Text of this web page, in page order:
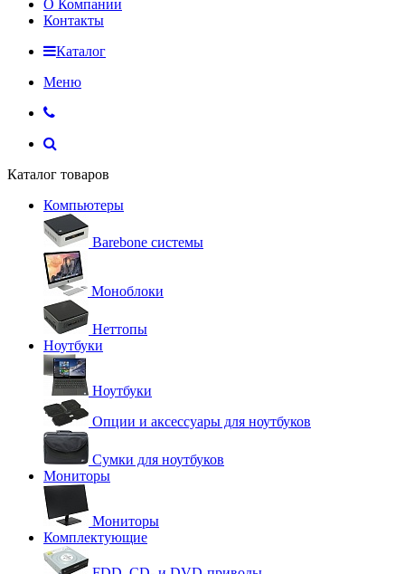
О Компании
Контакты
Каталог
Меню
Каталог товаров
Компьютеры
Barebone системы
Моноблоки
Неттопы
Ноутбуки
Ноутбуки
Опции и аксессуары для ноутбуков
Сумки для ноутбуков
Мониторы
Мониторы
Комплектующие